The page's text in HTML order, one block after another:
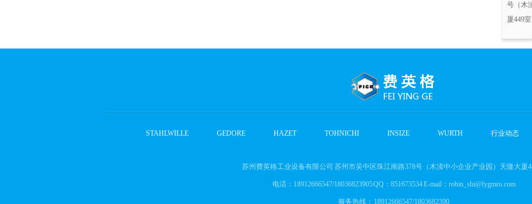
号（木
厦449室
STAHLWILLE GEDORE HAZET TOHNICHI INSIZE WURTH 行业动态
苏州费英格工业设备有限公司 苏州市吴中区珠江南路378号（木渎中小企业产业园）天隆大厦
电话：18912666547/18036823905 QQ：851673534 E-mail：robin_shi@fygmro.com
服务热线： 18912666547/1803682390